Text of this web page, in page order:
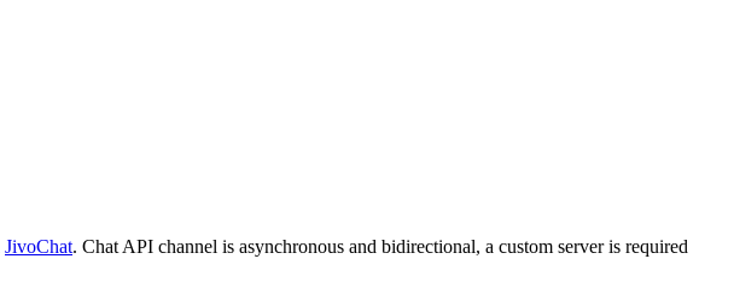
JivoChat. Chat API channel is asynchronous and bidirectional, a custom server is required